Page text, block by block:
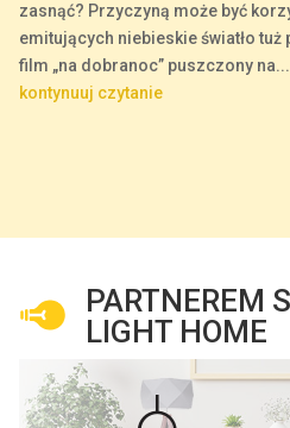
zasnąć? Przyczyną może być
emitujących niebieskie światło
film „na dobranoc” puszczony na...
kontynuuj czytanie
PARTNEREM
LIGHT HOME